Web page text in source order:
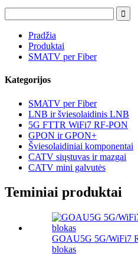
Pradžia
Produktai
SMATV per Fiber
Kategorijos
SMATV per Fiber
LNB ir šviesolaidinis LNB
5G FTTR WiFi7 RF-PON
GPON ir GPON+
Šviesolaidiniai komponentai
CATV siųstuvas ir mazgai
CATV mini galvutės
Teminiai produktai
GOAU5G 5G/WiFi7
blokas